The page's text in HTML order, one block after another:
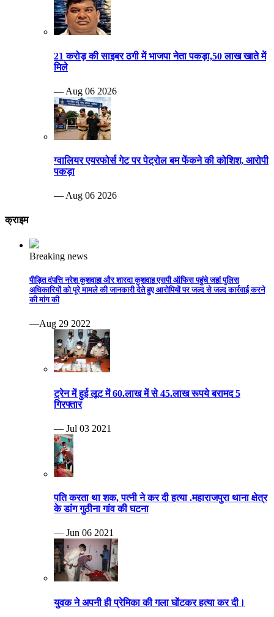
21 करोड़ की साइबर ठगी में भाजपा नेता पकड़ा,50 लाख खाते में
मिले
— Aug 06 2026
ग्वालियर एयरफोर्स गेट पर पेट्रोल बम फेंकने की कोशिश, आरोपी
पकड़ा
— Aug 06 2026
क्राइम
Breaking news
पीड़ित दंपत्ति नरेश कुशवाहा और शारदा कुशवाह एसपी ऑफिस पहुंचे जहां पुलिस
अधिकारियों को पूरे मामले की जानकारी देते हुए आरोपियों पर जल्द से जल्द कार्रवाई करने
की मांग की
—Aug 29 2022
ट्रेन में हुई लूट में 60.लाख में से 45.लाख रूपये बरामद 5
गिरफ्तार
— Jul 03 2021
पति करता था शक, पत्नी ने कर दी हत्या .महाराजपुरा थाना क्षेत्र
के डांग गुठीना गांव की घटना
— Jun 06 2021
युवक ने अपनी ही प्रेमिका की गला घोंटकर हत्या कर दी।